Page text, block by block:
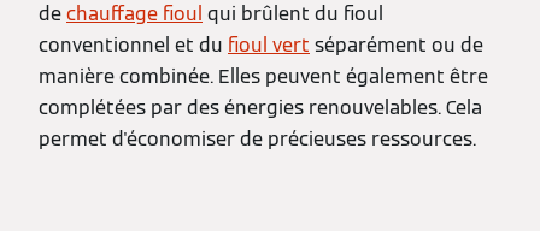
dechauffage fioul qui brûlent du fioul
conventionnel et du fioul vert séparément ou de
manière combinée. Elles peuvent également être
complétées par des énergies renouvelables. Cela
permet d'économiser de précieuses ressources.